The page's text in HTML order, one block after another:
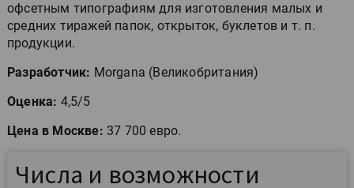
офсетным типографиям для изготовления малых и
средних тиражей папок, открыток, буклетов и т. п.
продукции.
Разработчик: Morgana (Великобритания)
Оценка: 4,5/5
Цена в Москве: 37 700 евро.
Числа и возможности